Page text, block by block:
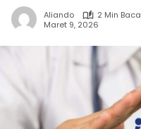
Aliando
2 Min Baca
Maret 9, 2026